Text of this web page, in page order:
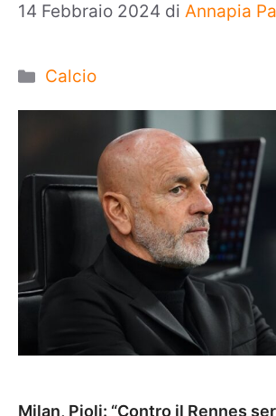
14 Febbraio 2024 di Annapia
Categorie
Calcio
Milan, Pioli: “Contro il Rennes